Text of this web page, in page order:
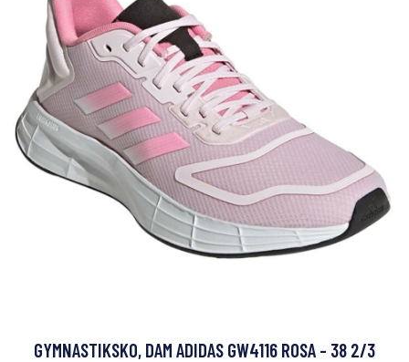
GYMNASTIKSKO, DAM ADIDAS GW4116 ROSA - 38 2/3